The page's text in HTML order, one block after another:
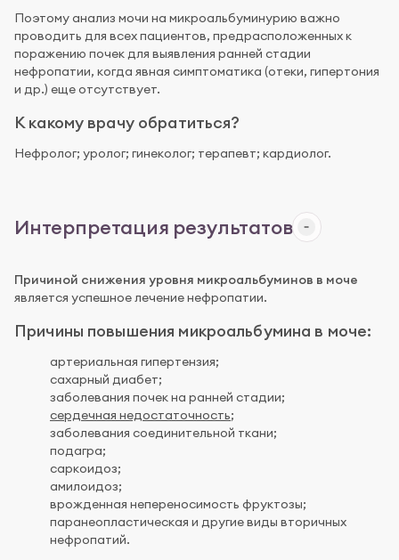
Поэтому анализ мочи на микроальбуминурию важно
проводить для всех пациентов, предрасположенных к
поражению почек для выявления ранней стадии
нефропатии, когда явная симптоматика (отеки, гипертония
и др.) еще отсутствует.
К какому врачу обратиться?
Нефролог; уролог; гинеколог; терапевт; кардиолог.
Интерпретация результатов
Причиной снижения уровня микроальбуминов в моче
является успешное лечение нефропатии.
Причины повышения микроальбумина в моче:
артериальная гипертензия;
сахарный диабет;
заболевания почек на ранней стадии;
сердечная недостаточность;
заболевания соединительной ткани;
подагра;
саркоидоз;
амилоидоз;
врожденная непереносимость фруктозы;
паранеопластическая и другие виды вторичных
нефропатий.